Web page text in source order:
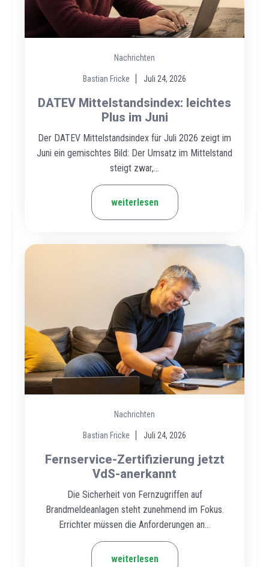
Nachrichten
Bastian Fricke Juli 24, 2026
DATEV Mittelstandsindex: leichtes
Plus im Juni
Der DATEV Mittelstandsindex für Juli 2026 zeigt im
Juni ein gemischtes Bild: Der Umsatz im Mittelstand
steigt zwar,...
weiterlesen
Nachrichten
Bastian Fricke Juli 24, 2026
Fernservice-Zertifizierung jetzt
VdS-anerkannt
Die Sicherheit von Fernzugriffen auf
Brandmeldeanlagen steht zunehmend im Fokus.
Errichter müssen die Anforderungen an...
weiterlesen